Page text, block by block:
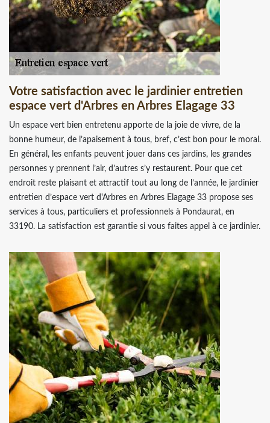
Votre satisfaction avec le jardinier entretien
espace vert d'Arbres en Arbres Elagage 33
Un espace vert bien entretenu apporte de la joie de vivre, de la
bonne humeur, de l’apaisement à tous, bref, c’est bon pour le moral.
En général, les enfants peuvent jouer dans ces jardins, les grandes
personnes y prennent l’air, d’autres s’y restaurent. Pour que cet
endroit reste plaisant et attractif tout au long de l’année, le jardinier
entretien d’espace vert d'Arbres en Arbres Elagage 33 propose ses
services à tous, particuliers et professionnels à Pondaurat, en
33190. La satisfaction est garantie si vous faites appel à ce jardinier.